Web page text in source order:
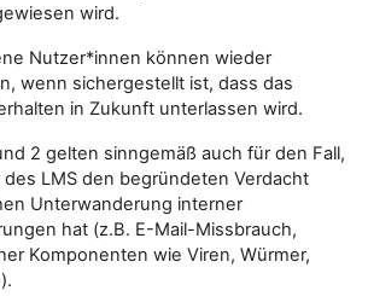
wird.
Nutzer*innen können wieder
wenn sichergestellt ist, dass das
in Zukunft unterlassen wird.
2 gelten sinngemäß auch für den Fall,
LMS den begründeten Verdacht
Unterwanderung interner
hat (z.B. E-Mail-Missbrauch,
Komponenten wie Viren, Würmer,